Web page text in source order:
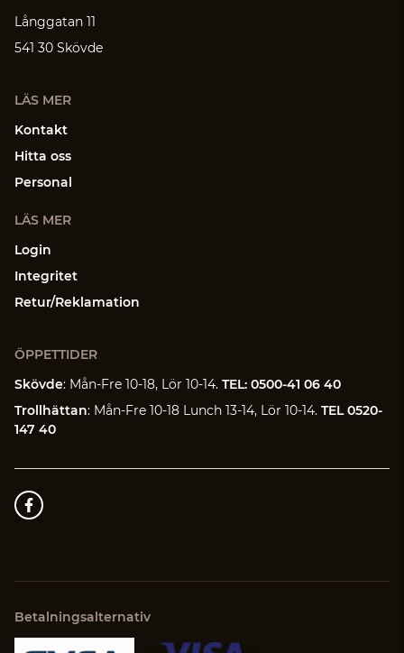
Långgatan 11
541 30 Skövde
LÄS MER
Kontakt
Hitta oss
Personal
LÄS MER
Login
Integritet
Retur/Reklamation
ÖPPETTIDER
Skövde: Mån-Fre 10-18, Lör 10-14. TEL: 0500-41 06 40
Trollhättan: Mån-Fre 10-18 Lunch 13-14, Lör 10-14. TEL 0520-
147 40
Betalningsalternativ